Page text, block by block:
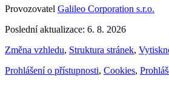
Provozovatel Galileo Corporation s.r.o.
Poslední aktualizace: 6. 8. 2026
Změna vzhledu, Struktura stránek,
Prohlášení o přístupnosti, Cookies,